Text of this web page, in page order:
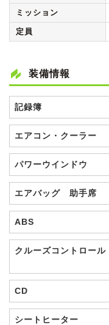
ミッション
定員
装備情報
記録簿
エアコン・クーラー
パワーウインドウ
エアバッグ 助手席
ABS
クルーズコントロール
CD
シートヒーター